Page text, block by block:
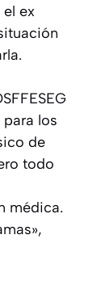
ex
para los
de
todo
médica.